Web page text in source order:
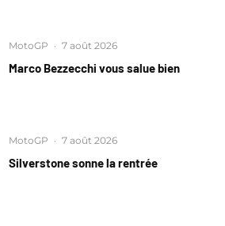
MotoGP · 7 août 2026
Marco Bezzecchi vous salue bien
MotoGP · 7 août 2026
Silverstone sonne la rentrée